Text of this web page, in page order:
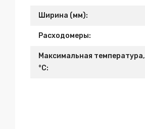
Ширина (мм):
Расходомеры:
Максимальная температура,
°С: